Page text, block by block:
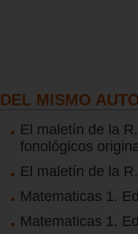
DEL MISMO
El maletín de la
fonológicos
El maletín de la
Matematicas 1.
Matematicas 1.